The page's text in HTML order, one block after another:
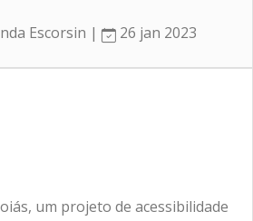
Escorsin | 26 jan 2023
um projeto de acessibilidade